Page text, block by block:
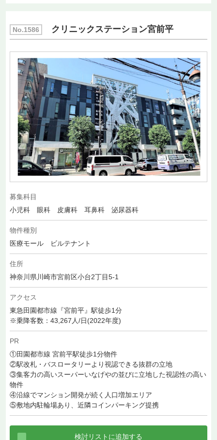
No.1586 クリニックステーション宮前平
募集科目
小児科 眼科 皮膚科 耳鼻科 泌尿器科
物件種別
医療モール ビルテナント
住所
神奈川県川崎市宮前区小台2丁目5-1
アクセス
東急田園都市線『宮前平』駅徒歩1分
※乗降客数：43,267人/日(2022年度)
PR
①田園都市線 宮前平駅徒歩1分物件
②駅改札・バスロータリーより視認できる抜群の立地
③集客力の高いスーパーいなげやの並びに立地した視認性の高い
物件
④沿線でマンション開発が続く人口増加エリア
⑤敷地内駐輪場あり、近隣コインパーキング提携